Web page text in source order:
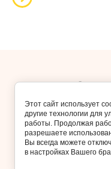
© 2018 -
Этот сайт использует
другие технологии для
работы. Продолжая
разрешаете
Вы всегда можете
в настройках Вашего